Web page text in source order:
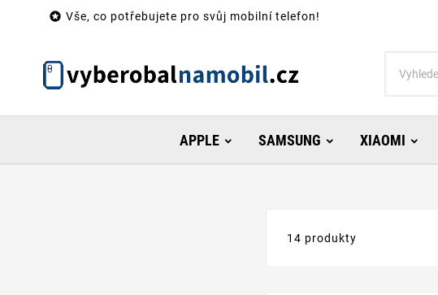
 Vše, co potřebujete pro svůj mobilní telefon!
APPLE SAMSUNG XIAOMI
14 produkty